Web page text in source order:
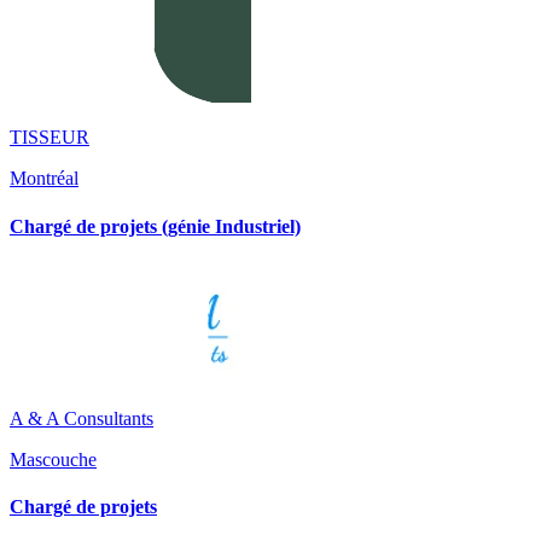
TISSEUR
Montréal
Chargé de projets (génie Industriel)
A & A Consultants
Mascouche
Chargé de projets